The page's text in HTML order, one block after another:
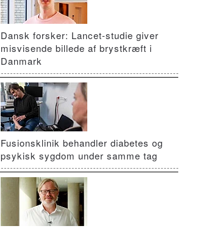
Dansk forsker: Lancet-studie giver
misvisende billede af brystkræft i
Danmark
Fusionsklinik behandler diabetes og
psykisk sygdom under samme tag